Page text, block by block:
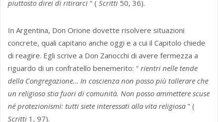
piuttosto direi di ritirarci " ( Scritti 50, 36).
In Argentina, Don Orione dovette risolvere situazioni
concrete, quali capitano anche oggi e a cui il Capitolo chiede
di reagire. Egli scrive a Don Zanocchi di avere fermezza a
riguardo di un confratello benemerito: " rientri nelle tende
della Congregazione… In coscienza non posso più tollerare che
un religioso stia fuori di comunità. Non posso ammettere scuse
né protezionismi: tutti siete interessati alla vita religiosa " (
Scritti 1, 97).